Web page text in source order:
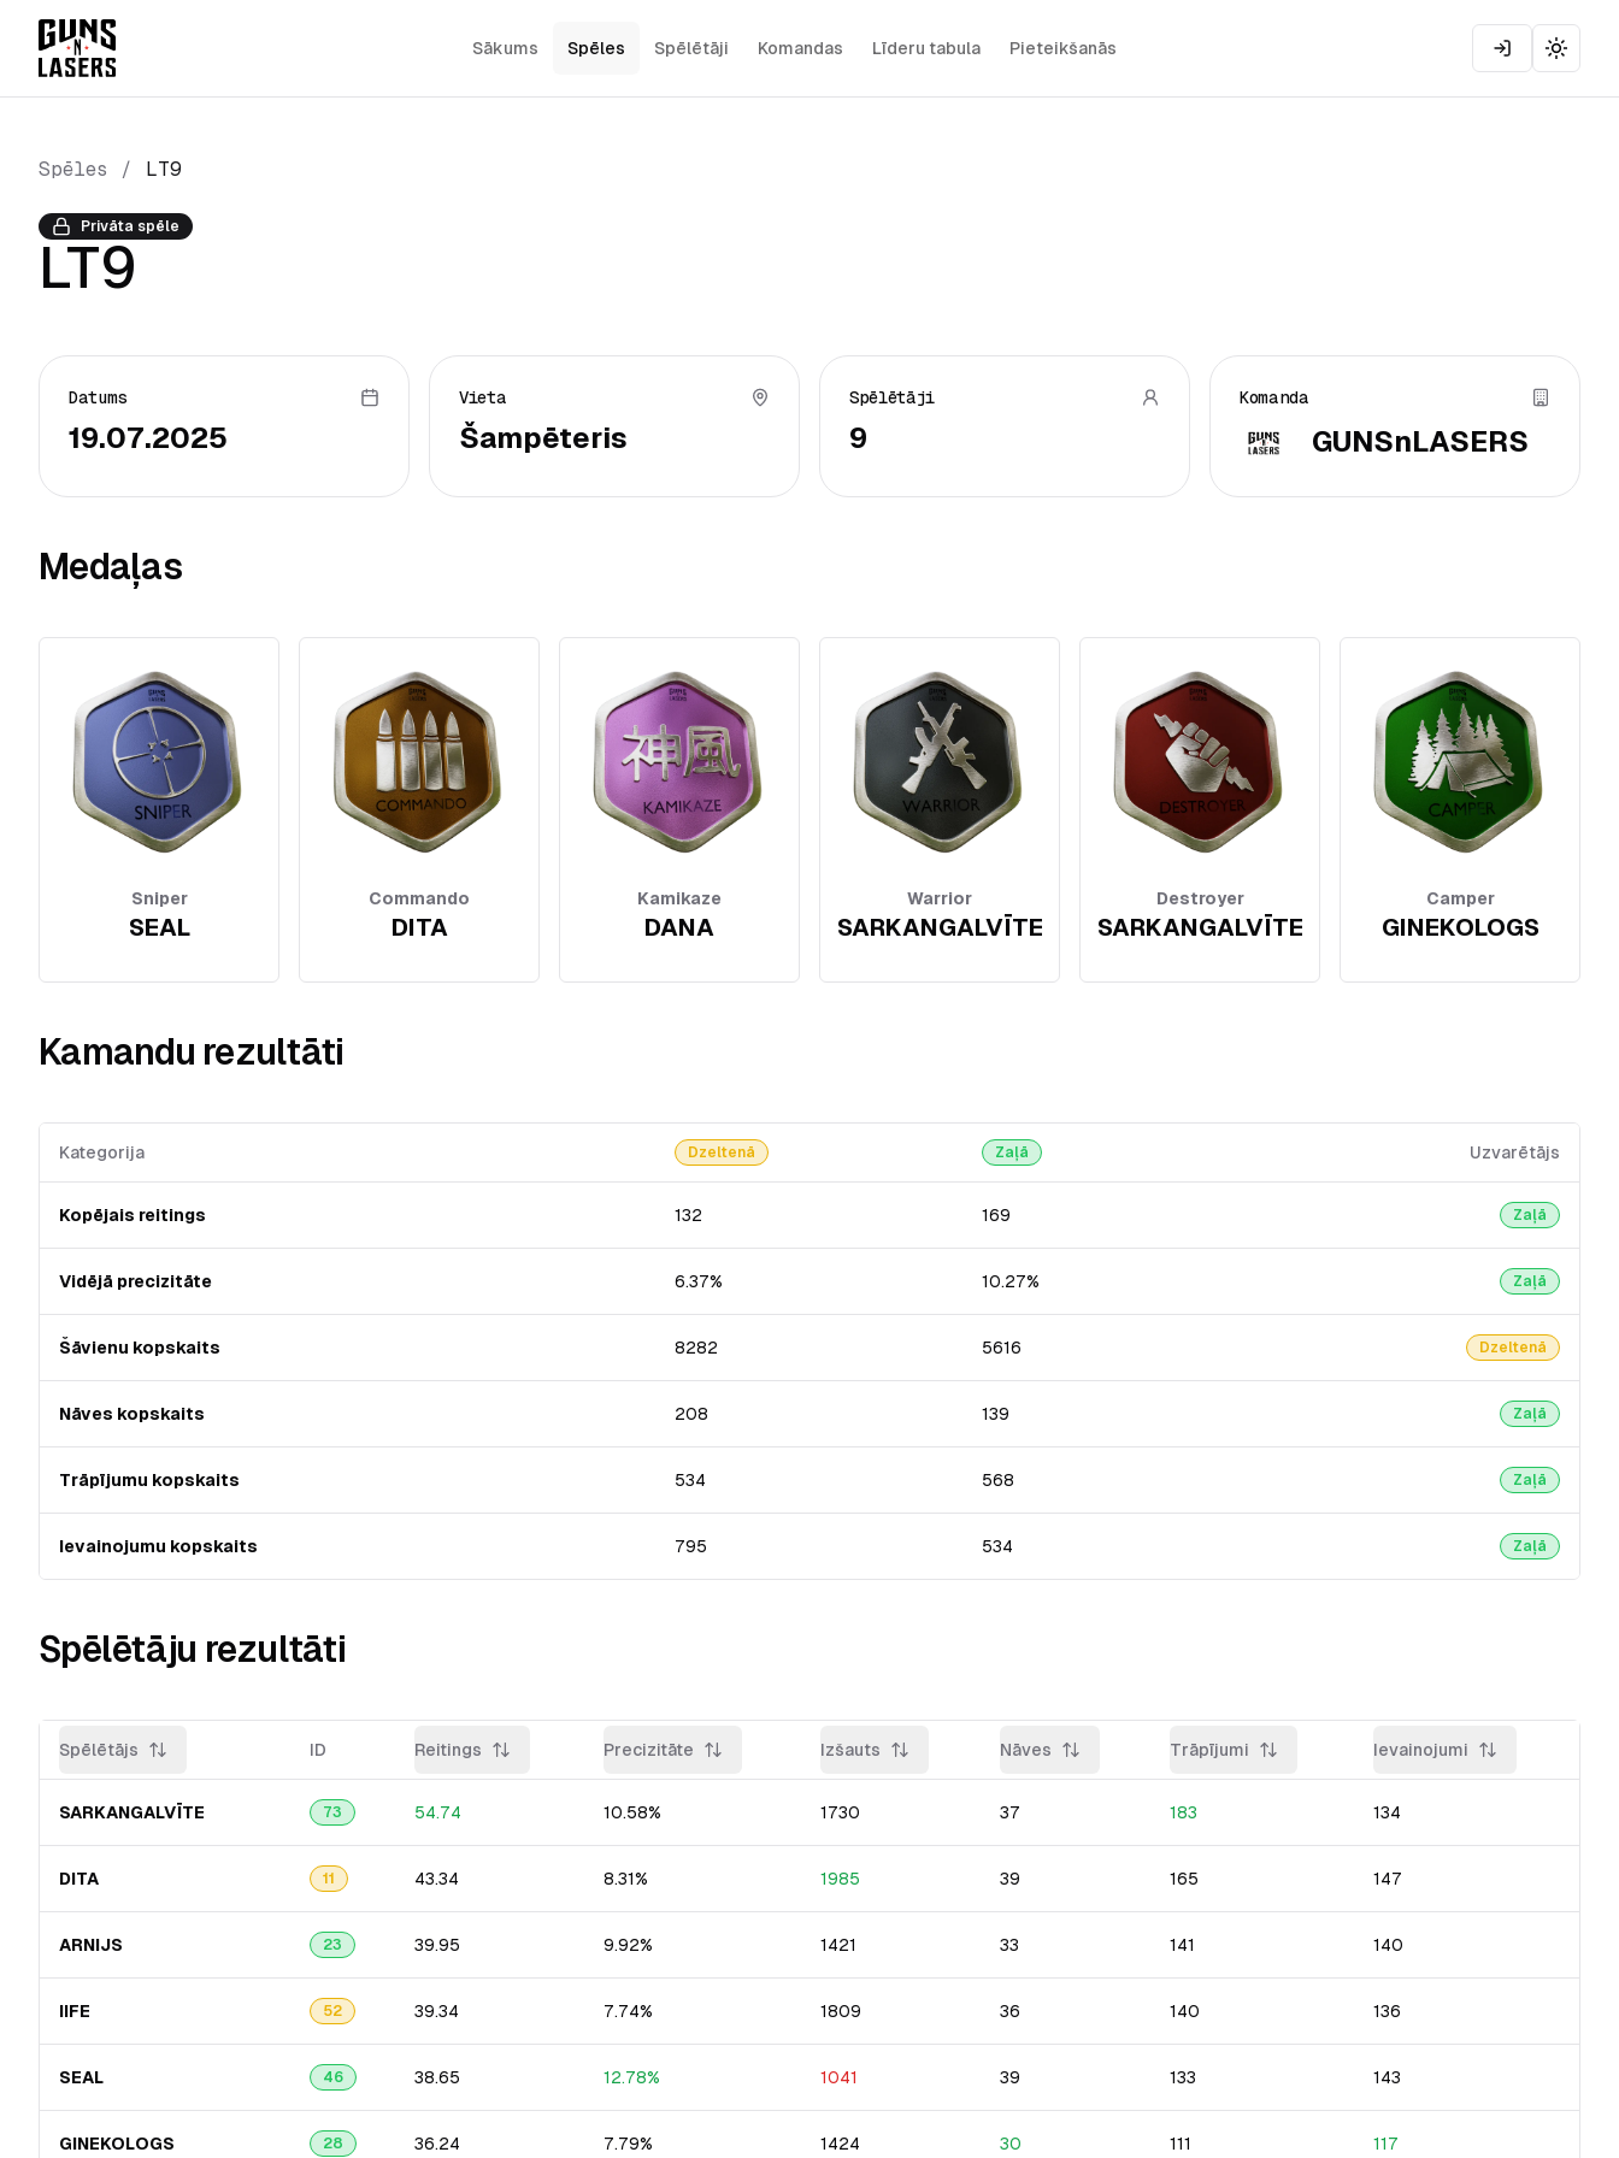
Sākums Spēles Spēlētāji Komandas Līderu tabula Pieteikšanās
Toggle
Spēles / LT9
Privāta spēle
LT9
Datums
19.07.2025
Vieta
Šampēteris
Spēlētāji
9
Komanda
GUNSnLASERS
Medaļas
Sniper
SEAL
Commando
DITA
Kamikaze
DANA
Warrior
SARKANGALVĪTE
Destroyer
SARKANGALVĪTE
Camper
GINEKOLOGS
Kamandu rezultāti
Kategorija Dzeltenā Zaļā Uzvarētājs
Kopējais reitings 132 169 Zaļā
Vidējā precizitāte 6.37% 10.27% Zaļā
Šāvienu kopskaits 8282 5616 Dzeltenā
Nāves kopskaits 208 139 Zaļā
Trāpījumu kopskaits 534 568 Zaļā
Ievainojumu kopskaits 795 534 Zaļā
Spēlētāju rezultāti
Spēlētājs ID Reitings Precizitāte Izšauts Nāves Trāpījumi Ievainojumi
SARKANGALVĪT​E 73 54.74 10.58% 1730 37 183 134
DITA 11 43.34 8.31% 1985 39 165 147
ARNIJS 23 39.95 9.92% 1421 33 141 140
IIFE 52 39.34 7.74% 1809 36 140 136
SEAL 46 38.65 12.78% 1041 39 133 143
GINEKOLOGS 28 36.24 7.79% 1424 30 111 117